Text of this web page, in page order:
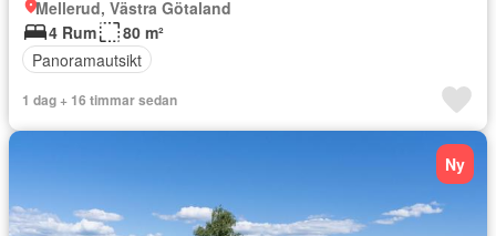
Mellerud, Västra Götaland
4 Rum
80 m²
Panoramautsikt
1 dag + 16 timmar sedan
Ny